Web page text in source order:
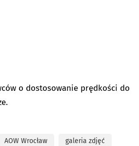
o dostosowanie prędkości do
AOW Wrocław galeria zdjęć